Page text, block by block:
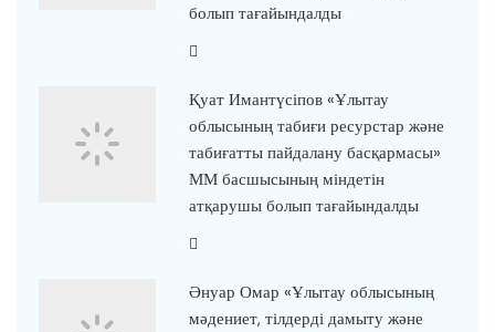
болып тағайындалды
Қуат Имантүсіпов «Ұлытау
облысының табиғи ресурстар және
табиғатты пайдалану басқармасы»
ММ басшысының міндетін
атқарушы болып тағайындалды
Әнуар Омар «Ұлытау облысының
мәдениет, тілдерді дамыту және